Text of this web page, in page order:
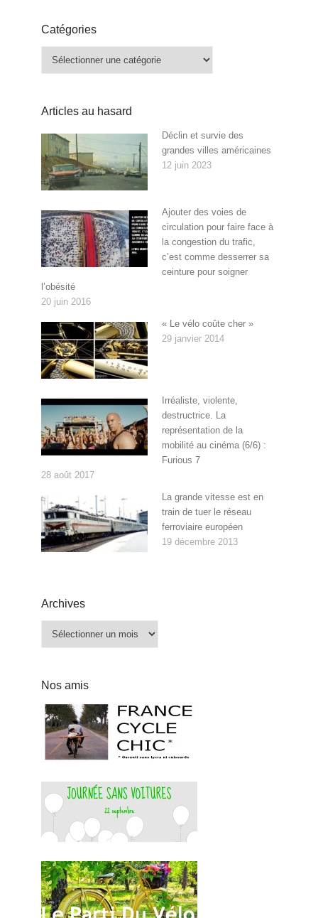
Catégories
Catégories
Articles au hasard
Déclin et survie des
grandes villes américaines
12 juin 2023
Ajouter des voies de
circulation pour faire face à
la congestion du trafic,
c’est comme desserrer sa
ceinture pour soigner
l’obésité
20 juin 2016
« Le vélo coûte cher »
29 janvier 2014
Irréaliste, violente,
destructrice. La
représentation de la
mobilité au cinéma (6/6) :
Furious 7
28 août 2017
La grande vitesse est en
train de tuer le réseau
ferroviaire européen
19 décembre 2013
Archives
Archives
Nos amis